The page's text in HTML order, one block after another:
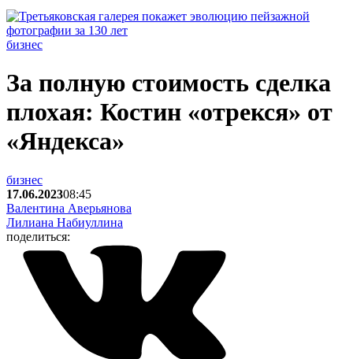
бизнес
За полную стоимость сделка
плохая: Костин «отрекся» от
«Яндекса»
бизнес
17.06.202308:45
Валентина Аверьянова
Лилиана Набиуллина
поделиться: